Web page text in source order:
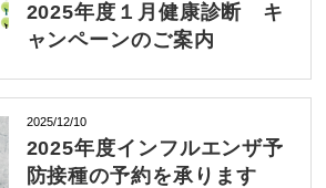
2025年度１月健康診断 キ
ャンペーンのご案内
2025/12/10
2025年度インフルエンザ予
防接種の予約を承ります